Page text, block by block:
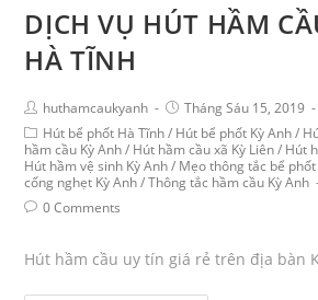
DỊCH VỤ HÚT HẦM
HÀ TĨNH
huthamcaukyanh
Tháng Sáu 15, 2019
Hút bể phốt Hà Tĩnh / Hút bể phốt Kỳ Anh /
hầm cầu Kỳ Anh / Hút hầm cầu xã Kỳ Liên / Hút
Hút hầm vệ sinh Kỳ Anh / Mẹo thông tắc bể
cống nghẹt Kỳ Anh / Thông tắc hầm cầu Kỳ Anh
0 Comments
Hút hầm cầu uy tín giá rẻ trên địa bàn